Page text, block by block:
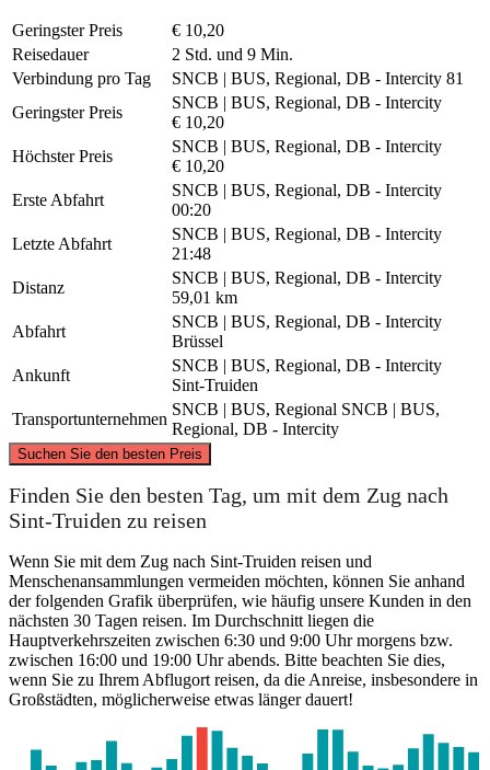
Geringster Preis
€ 10,20
Reisedauer
2 Std. und 9 Min.
Verbindung pro Tag
SNCB | BUS, Regional, DB - Intercity 81
Geringster Preis
SNCB | BUS, Regional, DB - Intercity
€ 10,20
Höchster Preis
SNCB | BUS, Regional, DB - Intercity
€ 10,20
Erste Abfahrt
SNCB | BUS, Regional, DB - Intercity
00:20
Letzte Abfahrt
SNCB | BUS, Regional, DB - Intercity
21:48
Distanz
SNCB | BUS, Regional, DB - Intercity
59,01 km
Abfahrt
SNCB | BUS, Regional, DB - Intercity
Brüssel
Ankunft
SNCB | BUS, Regional, DB - Intercity
Sint-Truiden
Transportunternehmen
SNCB | BUS, Regional SNCB | BUS,
Regional, DB - Intercity
Suchen Sie den besten Preis
Brussels
Sint-Truiden
©CARTO, ©OpenStreetMap
Finden Sie den besten Tag, um mit dem Zug nach
Sint-Truiden zu reisen
Wenn Sie mit dem Zug nach Sint-Truiden reisen und
Menschenansammlungen vermeiden möchten, können Sie anhand
der folgenden Grafik überprüfen, wie häufig unsere Kunden in den
nächsten 30 Tagen reisen. Im Durchschnitt liegen die
Hauptverkehrszeiten zwischen 6:30 und 9:00 Uhr morgens bzw.
zwischen 16:00 und 19:00 Uhr abends. Bitte beachten Sie dies,
wenn Sie zu Ihrem Abflugort reisen, da die Anreise, insbesondere in
Großstädten, möglicherweise etwas länger dauert!